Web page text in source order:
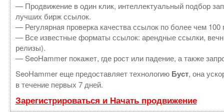
— Продвижение в один клик, интеллектуальный подбор
лучших бирж ссылок.
— Регулярная проверка качества ссылок по более чем
— Все известные форматы ссылок: арендные ссылки,
релизы).
— SeoHammer покажет, где рост или падение, а также
SeoHammer еще предоставляет технологию Буст, она
в течение первых 7 дней.
Зарегистрироваться и Начать продвижение